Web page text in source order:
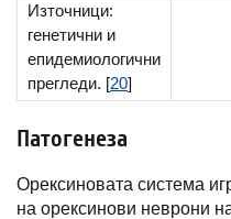
Източници:
генетични и
епидемиологични
прегледи. [20]
Патогенеза
Орексиновата система
на орексинови неврони